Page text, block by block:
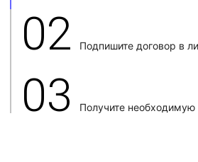
02 Подпишите договор в
03 Получите